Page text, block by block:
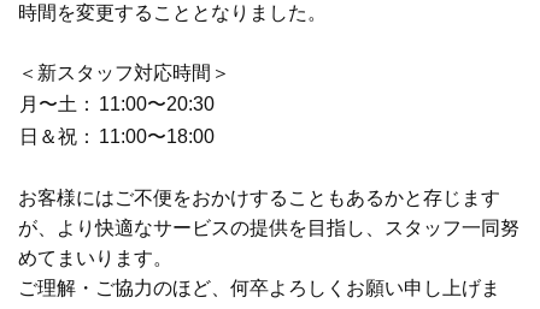
時間を変更することとなりました。
＜新スタッフ対応時間＞
月〜土： 11:00〜20:30
日＆祝： 11:00〜18:00
お客様にはご不便をおかけすることもあるかと存じます
が、より快適なサービスの提供を目指し、スタッフ一同努
めてまいります。
ご理解・ご協力のほど、何卒よろしくお願い申し上げま